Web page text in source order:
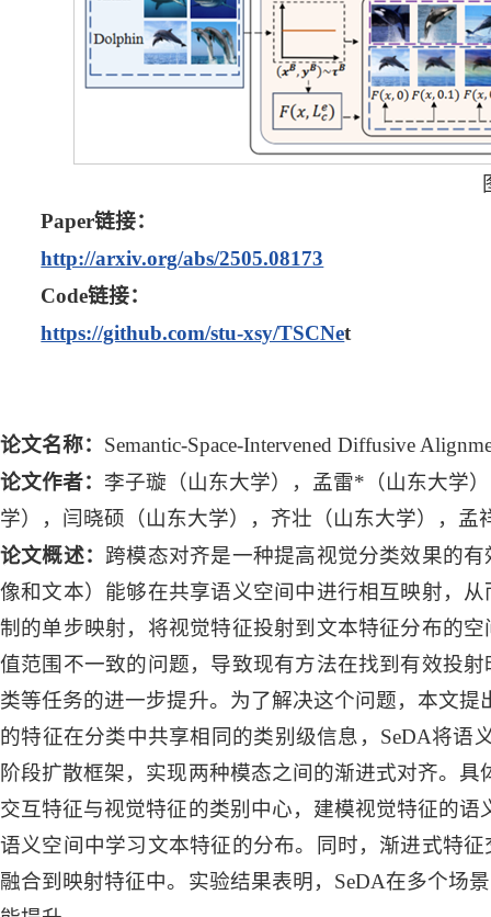
Paper链接：
http://arxiv.org/abs/2505.08173
Code链接：
https://github.com/stu-xsy/TSCNet
论文名称： Semantic-Space-Intervened Diffusive
论文作者： 李子璇（山东大学），孟雷*（山东大学
学），闫晓硕（山东大学），齐壮（山东大学），孟
论文概述： 跨模态对齐是一种提高视觉分类效果的
像和文本）能够在共享语义空间中进行相互映射，
制的单步映射，将视觉特征投射到文本特征分布的
值范围不一致的问题，导致现有方法在找到有效投
类等任务的进一步提升。为了解决这个问题，本文
的特征在分类中共享相同的类别级信息，SeDA将语
阶段扩散框架，实现两种模态之间的渐进式对齐。
交互特征与视觉特征的类别中心，建模视觉特征的
语义空间中学习文本特征的分布。同时，渐进式特
融合到映射特征中。实验结果表明，SeDA在多个场